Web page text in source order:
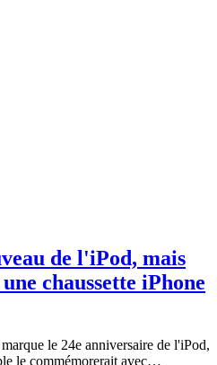
de l'iPod, mais
chaussette iPhone
le 24e anniversaire de l'iPod,
le commémorerait avec…